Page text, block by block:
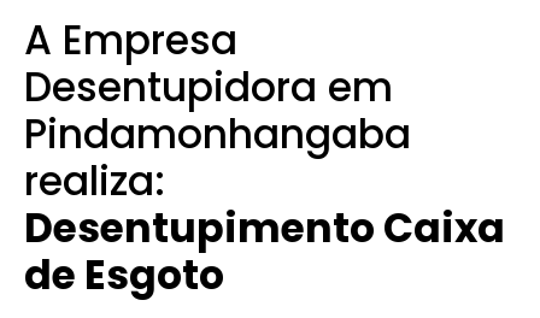
A Empresa
Desentupidora em
Pindamonhangaba
realiza:
Desentupimento Caixa
de Esgoto